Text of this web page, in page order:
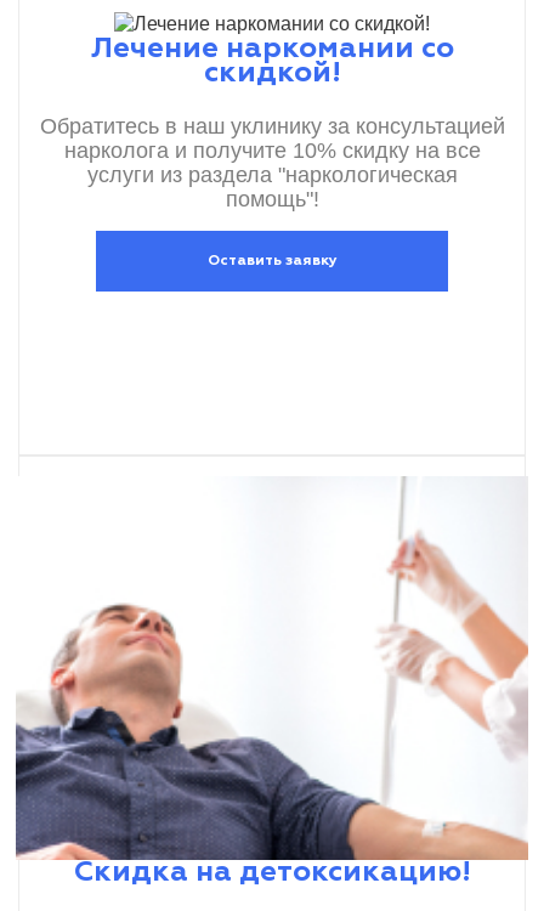
Лечение наркомании со
скидкой!
Обратитесь в наш уклинику за консультацией
нарколога и получите 10% скидку на все
услуги из раздела "наркологическая
помощь"!
Оставить заявку
Скидка на детоксикацию!